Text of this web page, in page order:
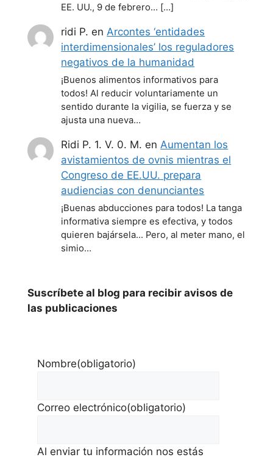
EE. UU., 9 de febrero… […]
ridi P. en Arcontes ‘entidades
interdimensionales’ los reguladores
negativos de la humanidad
¡Buenos alimentos informativos para
todos! Al reducir voluntariamente un
sentido durante la vigilia, se fuerza y se
ajusta una nueva…
Ridi P. 1. V. 0. M. enAumentan los
avistamientos de ovnis mientras el
Congreso de EE.UU. prepara
audiencias con denunciantes
¡Buenas abducciones para todos! La tanga
informativa siempre es efectiva, y todos
quieren bajársela... Pero, al meter mano, el
simio…
Suscríbete al blog para recibir avisos de
las publicaciones
Nombre(obligatorio)
Correo electrónico(obligatorio)
Al enviar tu información nos estás